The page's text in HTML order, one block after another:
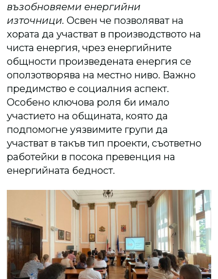
възобновяеми енергийни
източници.Освен че позволяват на
хората да участват в производството на
чиста енергия, чрез енергийните
общности произведената енергия се
оползотворява на местно ниво. Важно
предимство е социалния аспект.
Особено ключова роля би имало
участието на общината, която да
подпомогне уязвимите групи да
участват в такъв тип проекти, съответно
работейки в посока превенция на
енергийната бедност.